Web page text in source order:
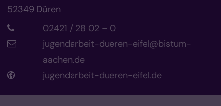
52349 Düren
02421 / 28 02 – 0
jugendarbeit-dueren-eifel@bistum-
aachen.de
jugendarbeit-dueren-eifel.de